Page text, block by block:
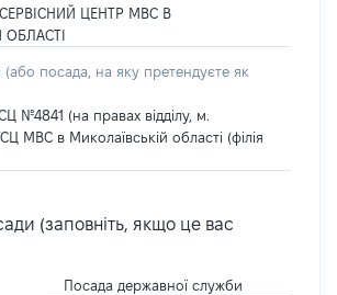
ЦЕНТР МВС В
(або посада, на яку претендуєте як
№4841 (на правах відділу, м.
МВС в Миколаївській області (філія
(заповніть, якщо це вас
Посада державної служби